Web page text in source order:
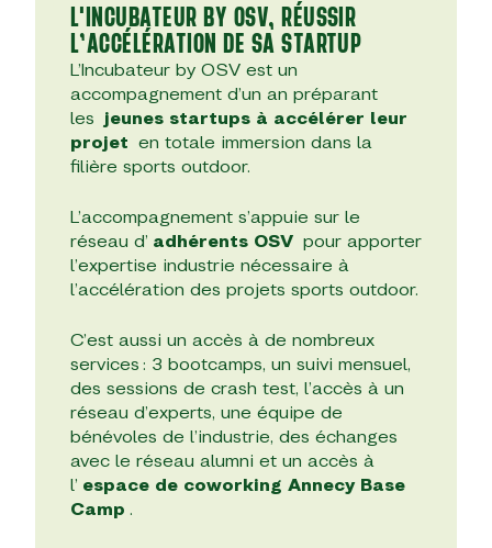
L'INCUBATEUR BY OSV, RÉUSSIR
L’ACCÉLÉRATION DE SA STARTUP
L’Incubateur by OSV est un
accompagnement d’un an préparant
les jeunes startups à accélérer leur
projet en totale immersion dans la
filière sports outdoor.
L’accompagnement s’appuie sur le
réseau d’ adhérents OSV pour apporter
l’expertise industrie nécessaire à
l’accélération des projets sports outdoor.
C’est aussi un accès à de nombreux
services : 3 bootcamps, un suivi mensuel,
des sessions de crash test, l’accès à un
réseau d’experts, une équipe de
bénévoles de l’industrie, des échanges
avec le réseau alumni et un accès à
l’ espace de coworking Annecy Base
Camp .